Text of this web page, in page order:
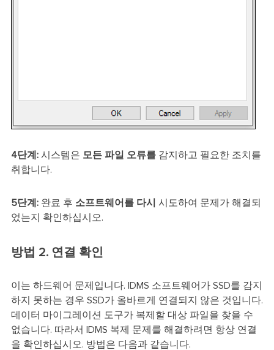
4단계:시스템은 모든 파일 오류를감지하고 필요한 조치를
취합니다.
5단계:완료 후 소프트웨어를 다시
시도하여 문제가 해결되
었는지 확인하십시오.
방법 2. 연결 확인
이는 하드웨어 문제입니다. IDMS 소프트웨어가 SSD를 감지
하지 못하는 경우 SSD가 올바르게 연결되지 않은 것입니다.
데이터 마이그레이션 도구가 복제할 대상 파일을 찾을 수
없습니다. 따라서 IDMS 복제 문제를 해결하려면 항상 연결
을 확인하십시오. 방법은 다음과 같습니다.